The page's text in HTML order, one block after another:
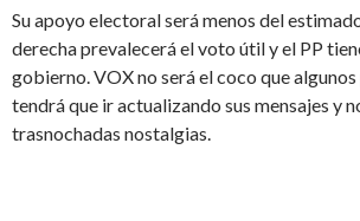
Su apoyo electoral será menos del
derecha prevalecerá el voto útil y el PP
gobierno. VOX no será el coco que
tendrá que ir actualizando sus mensajes y
trasnochadas nostalgias.